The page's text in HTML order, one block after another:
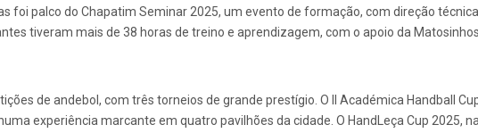
foi palco do Chapatim Seminar 2025, um evento de formação, com direção
tiveram mais de 38 horas de treino e aprendizagem, com o apoio da
de andebol, com três torneios de grande prestígio. O II Académica Handball
experiência marcante em quatro pavilhões da cidade. O HandLeça Cup 2025,